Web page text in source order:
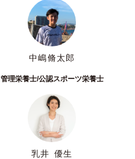
中嶋脩太郎
管理栄養士/公認スポーツ栄養士
乳井 優生